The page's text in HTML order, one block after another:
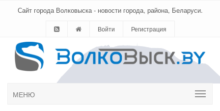
Сайт города Волковыска - новости города, района, Беларуси.
Войти Регистрация
МЕНЮ